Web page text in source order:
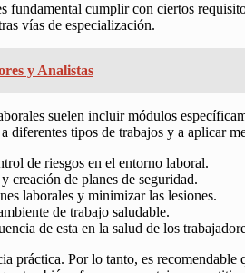
fundamental cumplir con ciertos
vías de especialización.
y Analistas
suelen incluir módulos
tipos de trabajos y a aplicar
de riesgos en el entorno laboral.
creación de planes de seguridad.
laborales y minimizar las lesiones.
de trabajo saludable.
de esta en la salud de los
práctica. Por lo tanto, es